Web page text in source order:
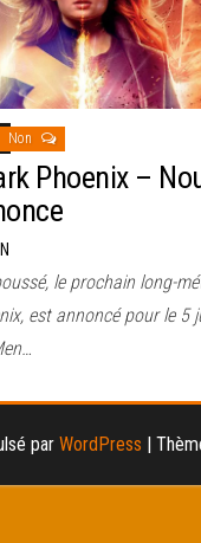
Non
Phoenix –
le prochain long-
est annoncé pour le 5
par WordPress |